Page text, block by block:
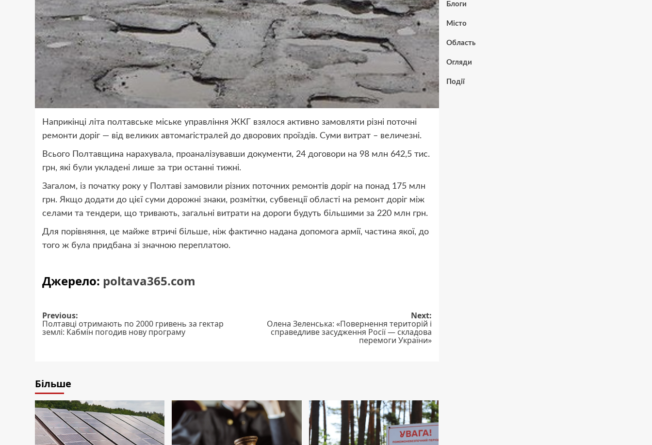
Наприкінці літа полтавське міське управління ЖКГ взялося активно замовляти різні поточні
ремонти доріг — від великих автомагістралей до дворових проїздів. Суми витрат – величезні.
Всього Полтавщина нарахувала, проаналізувавши документи, 24 договори на 98 млн 642,5 тис.
грн, які були укладені лише за три останні тижні.
Загалом, із початку року у Полтаві замовили різних поточних ремонтів доріг на понад 175 млн
грн. Якщо додати до цієї суми дорожні знаки, розмітки, субвенції області на ремонт доріг між
селами та тендери, що тривають, загальні витрати на дороги будуть більшими за 220 млн грн.
Для порівняння, це майже втричі більше, ніж фактично надана допомога армії, частина якої, до
того ж була придбана зі значною переплатою.
Джерело: poltava365.com
Post
navigation
Previous:
Полтавці отримають по 2000 гривень за гектар
землі: Кабмін погодив нову програму
Next:
Олена Зеленська: «Повернення територій і
справедливе засудження Росії — складова
перемоги України»
Більше
Блоги
Місто
Область
Огляди
Події